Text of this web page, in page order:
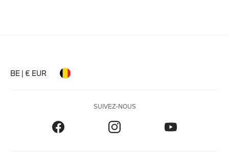
BE | € EUR
SUIVEZ-NOUS